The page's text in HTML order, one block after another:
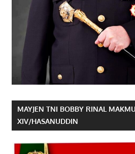
MAYJEN TNI BOBBY RINAL
XIV/HASANUDDIN